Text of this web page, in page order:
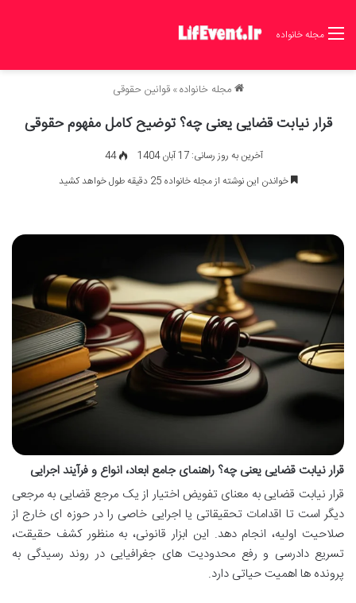
مجله خانواده
مجله خانواده» قوانین حقوقی
قرار نیابت قضایی یعنی چه؟ توضیح کامل مفهوم حقوقی
آخرین به روز رسانی: 17 آبان 1404
44
خواندن این نوشته از مجله خانواده 25 دقیقه طول خواهد کشید
قرار نیابت قضایی یعنی چه؟ راهنمای جامع ابعاد، انواع و فرآیند اجرایی
قرار نیابت قضایی به معنای تفویض اختیار از یک مرجع قضایی به مرجعی
دیگر است تا اقدامات تحقیقاتی یا اجرایی خاصی را در حوزه ای خارج از
صلاحیت اولیه، انجام دهد. این ابزار قانونی، به منظور کشف حقیقت،
تسریع دادرسی و رفع محدودیت های جغرافیایی در روند رسیدگی به
پرونده ها اهمیت حیاتی دارد.